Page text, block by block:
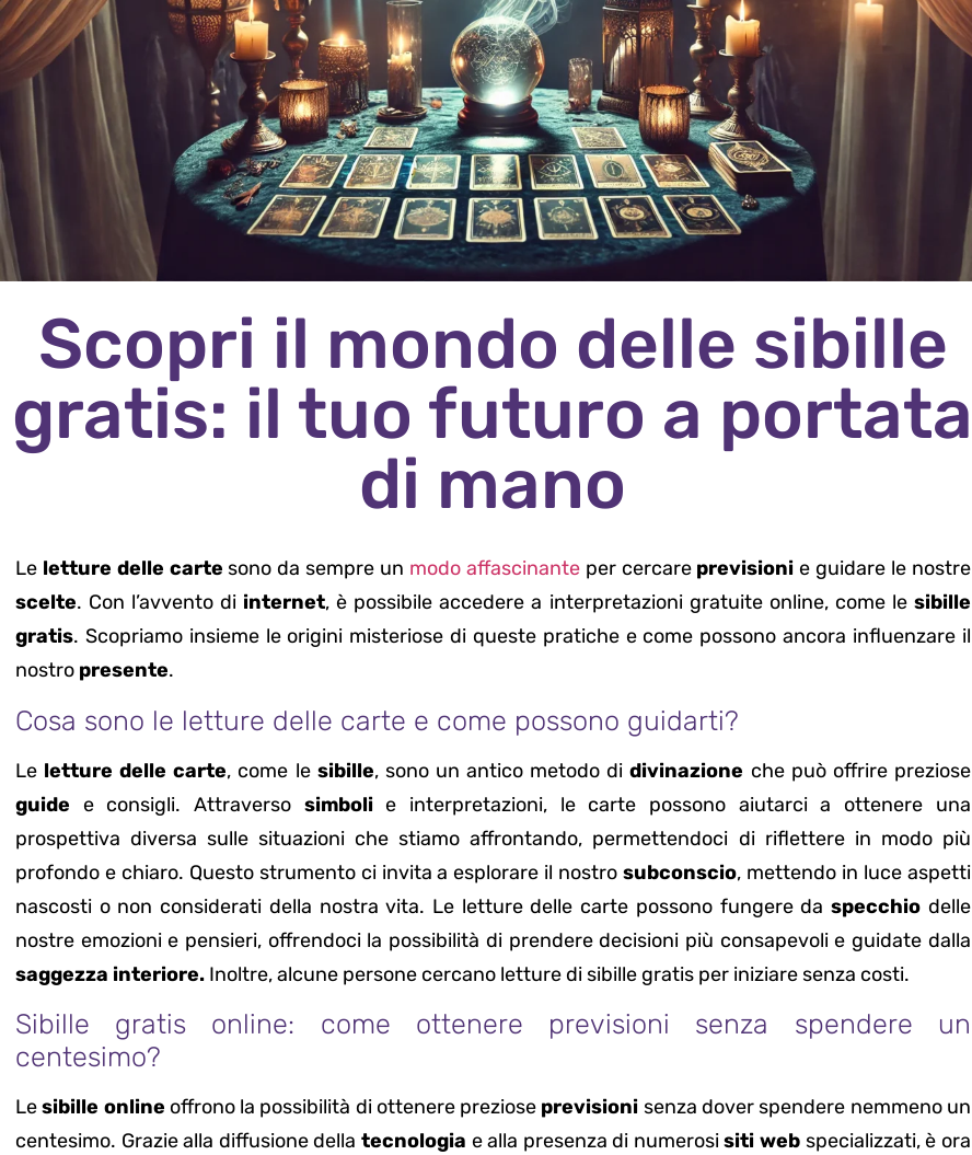
Scopri il mondo delle sibille
gratis: il tuo futuro a portata
di mano
Le letture delle carte sono da sempre un modo affascinanteper cercare previsioni e guidare le nostre
scelte. Con l’avvento di internet, è possibile accedere a interpretazioni gratuite online, come le sibille
gratis. Scopriamo insieme le origini misteriose di queste pratiche e come possono ancora influenzare il
nostro presente.
Cosa sono le letture delle carte e come possono guidarti?
Le letture delle carte, come le sibille, sono un antico metodo didivinazione che può offrire preziose
guide e consigli. Attraverso simbolie interpretazioni, le carte possono aiutarci a ottenere una
prospettiva diversa sulle situazioni che stiamo affrontando, permettendoci di riflettere in modo più
profondo e chiaro. Questo strumento ci invita a esplorare il nostrosubconscio, mettendo in luce aspetti
nascosti o non considerati della nostra vita. Le letture delle carte possono fungere daspecchio delle
nostre emozioni e pensieri, offrendoci la possibilità di prendere decisioni più consapevoli e guidate dalla
saggezza interiore. Inoltre, alcune persone cercano letture di sibille gratis per iniziare senza costi.
Sibille gratis online: come ottenere previsioni senza spendere un
centesimo?
Lesibille online offrono la possibilità di ottenere preziose previsioni senza dover spendere nemmeno un
centesimo. Grazie alla diffusione della tecnologia e alla presenza di numerosisiti web specializzati, è ora